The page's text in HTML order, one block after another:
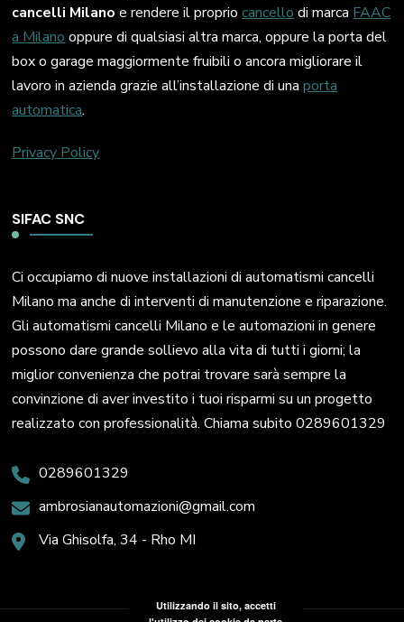
cancelli Milano e rendere il propriocancello di marca FAAC
a Milano oppure di qualsiasi altra marca, oppure la porta del
box o garage maggiormente fruibili o ancora migliorare il
lavoro in azienda grazie all’installazione di unaporta
automatica.
Privacy Policy
SIFAC SNC
Ci occupiamo di nuove installazioni di automatismi cancelli
Milano ma anche di interventi di manutenzione e riparazione.
Gli automatismi cancelli Milano e le automazioni in genere
possono dare grande sollievo alla vita di tutti i giorni; la
miglior convenienza che potrai trovare sarà sempre la
convinzione di aver investito i tuoi risparmi su un progetto
realizzato con professionalità. Chiama subito 0289601329
0289601329
ambrosianautomazioni@gmail.com
Via Ghisolfa, 34 - Rho MI
Utilizzando il sito, accetti